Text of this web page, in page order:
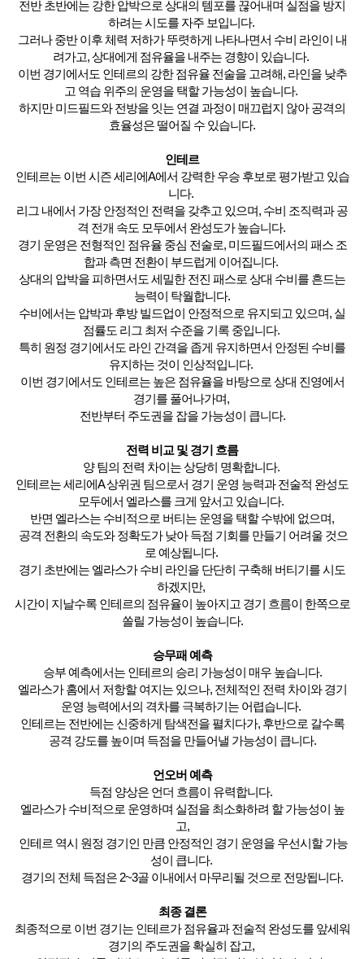
전반 초반에는 강한 압박으로 상대의 템포를 끊어내며 실점을 방지
하려는 시도를 자주 보입니다.
그러나 중반 이후 체력 저하가 뚜렷하게 나타나면서 수비 라인이 내
려가고, 상대에게 점유율을 내주는 경향이 있습니다.
이번 경기에서도 인테르의 강한 점유율 전술을 고려해, 라인을 낮추
고 역습 위주의 운영을 택할 가능성이 높습니다.
하지만 미드필드와 전방을 잇는 연결 과정이 매끄럽지 않아 공격의
효율성은 떨어질 수 있습니다.
인테르
인테르는 이번 시즌 세리에A에서 강력한 우승 후보로 평가받고 있습
니다.
리그 내에서 가장 안정적인 전력을 갖추고 있으며, 수비 조직력과 공
격 전개 속도 모두에서 완성도가 높습니다.
경기 운영은 전형적인 점유율 중심 전술로, 미드필드에서의 패스 조
합과 측면 전환이 부드럽게 이어집니다.
상대의 압박을 피하면서도 세밀한 전진 패스로 상대 수비를 흔드는
능력이 탁월합니다.
수비에서는 압박과 후방 빌드업이 안정적으로 유지되고 있으며, 실
점률도 리그 최저 수준을 기록 중입니다.
특히 원정 경기에서도 라인 간격을 좁게 유지하면서 안정된 수비를
유지하는 것이 인상적입니다.
이번 경기에서도 인테르는 높은 점유율을 바탕으로 상대 진영에서
경기를 풀어나가며,
전반부터 주도권을 잡을 가능성이 큽니다.
전력 비교 및 경기 흐름
양 팀의 전력 차이는 상당히 명확합니다.
인테르는 세리에A 상위권 팀으로서 경기 운영 능력과 전술적 완성도
모두에서 엘라스를 크게 앞서고 있습니다.
반면 엘라스는 수비적으로 버티는 운영을 택할 수밖에 없으며,
공격 전환의 속도와 정확도가 낮아 득점 기회를 만들기 어려울 것으
로 예상됩니다.
경기 초반에는 엘라스가 수비 라인을 단단히 구축해 버티기를 시도
하겠지만,
시간이 지날수록 인테르의 점유율이 높아지고 경기 흐름이 한쪽으로
쏠릴 가능성이 높습니다.
승무패 예측
승부 예측에서는 인테르의 승리 가능성이 매우 높습니다.
엘라스가 홈에서 저항할 여지는 있으나, 전체적인 전력 차이와 경기
운영 능력에서의 격차를 극복하기는 어렵습니다.
인테르는 전반에는 신중하게 탐색전을 펼치다가, 후반으로 갈수록
공격 강도를 높이며 득점을 만들어낼 가능성이 큽니다.
언오버 예측
득점 양상은 언더 흐름이 유력합니다.
엘라스가 수비적으로 운영하며 실점을 최소화하려 할 가능성이 높
고,
인테르 역시 원정 경기인 만큼 안정적인 경기 운영을 우선시할 가능
성이 큽니다.
경기의 전체 득점은 2~3골 이내에서 마무리될 것으로 전망됩니다.
최종 결론
최종적으로 이번 경기는 인테르가 점유율과 전술적 완성도를 앞세워
경기의 주도권을 확실히 잡고,